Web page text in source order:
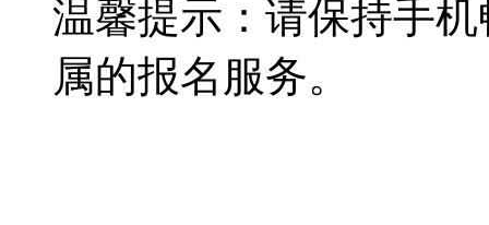
温馨提示：请保持手
属的报名服务。